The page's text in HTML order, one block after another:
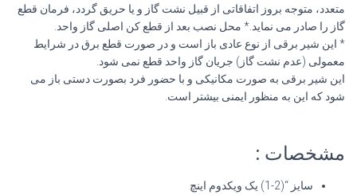
متعدد، متوجه بروز اتفاقاتی از قبیل نشت گاز و یا حریق گردد، فرمان قطع
گاز را صادر می نماید.* محل نصب بعد از قطع کن اصلی گاز واحد.
* این شیر برقی از نوع عادی باز است و در صورت قطع برق در شرایط
معمولی (عدم نشت گاز) جریان گاز واحد قطع نمی شود.
این شیر برقی به صورت مکانیکی و با حضور فرد بصورت دستی باز می
شود که این به منظور ایمنی بیشتر است.
مشخصات :
سایز “(2-1) یک ویکدوم اینچ